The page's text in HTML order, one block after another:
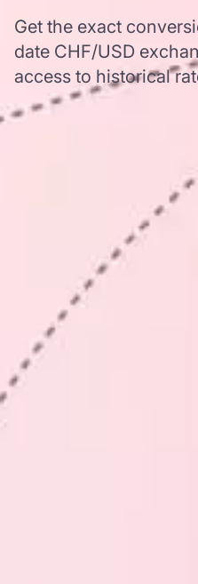
Get the exact
date CHF/USD
access to historical